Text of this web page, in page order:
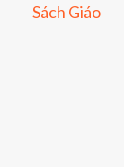
Sách Giáo